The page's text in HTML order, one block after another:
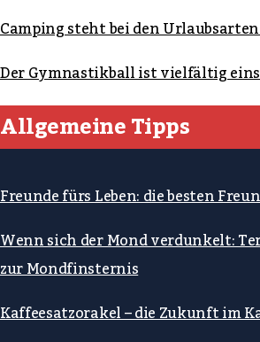
Camping steht bei den Urlaubsarten
Der Gymnastikball ist vielfältig
Allgemeine Tipps
Freunde fürs Leben: die besten
Wenn sich der Mond verdunkelt:
zur Mondfinsternis
Kaffeesatzorakel – die Zukunft im